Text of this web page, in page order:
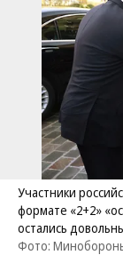
Участники
формате «2+2»
остались
Фото: